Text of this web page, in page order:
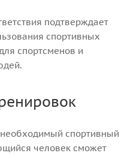
подтверждает
спортивных
спортсменов и
спортивный
человек сможет